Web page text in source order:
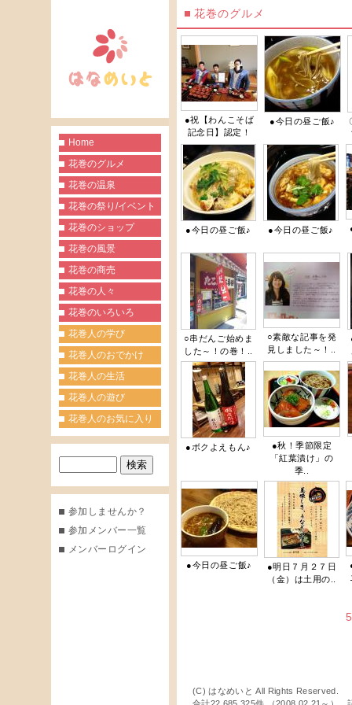
Home
花巻のグルメ
花巻の温泉
花巻の祭り/イベント
花巻のショップ
花巻の風景
花巻の商売
花巻の人々
花巻のいろいろ
花巻人の学び
花巻人のおでかけ
花巻人の生活
花巻人の遊び
花巻人のお気に入り
参加しませんか？
参加メンバー一覧
メンバーログイン
花巻のグルメ
●祝【わんこそば
記念日】認定！
●今日の昼ご飯♪
●今日の昼ご飯♪ ●今日の昼ご飯♪
○串だんご始めま
した～！の巻！..
○素敵な記事を発
見しました～！..
●ボクよえもん♪
●秋！季節限定
「紅葉漬け」の
季..
●今日の昼ご飯♪
●明日７月２７日
（金）は土用の..
(C) はなめいと All Rights Reserved.